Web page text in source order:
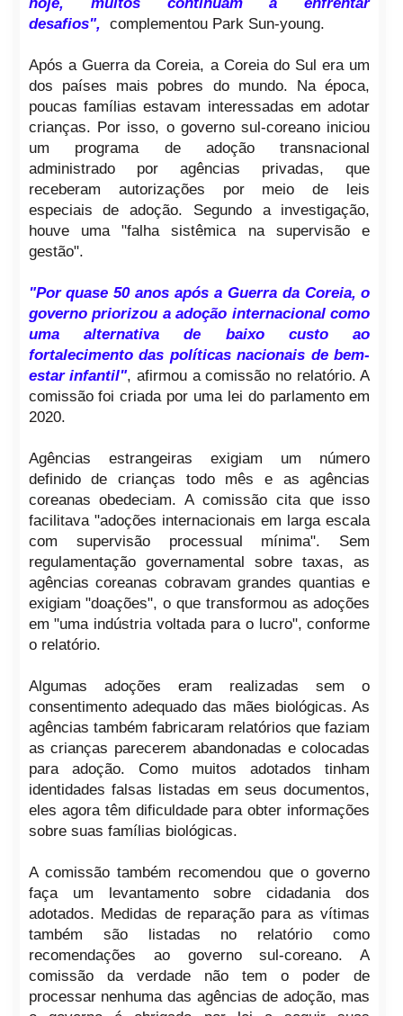
desafios", complementou Park Sun-young.
Após a Guerra da Coreia, a Coreia do Sul era um
dos países mais pobres do mundo. Na época,
poucas famílias estavam interessadas em adotar
crianças. Por isso, o governo sul-coreano iniciou
um programa de adoção transnacional
administrado por agências privadas, que
receberam autorizações por meio de leis
especiais de adoção. Segundo a investigação,
houve uma "falha sistêmica na supervisão e
gestão".
"Por quase 50 anos após a Guerra da Coreia, o
governo priorizou a adoção internacional como
uma alternativa de baixo custo ao
fortalecimento das políticas nacionais de bem-
estar infantil", afirmou a comissão no relatório. A
comissão foi criada por uma lei do parlamento em
2020.
Agências estrangeiras exigiam um número
definido de crianças todo mês e as agências
coreanas obedeciam. A comissão cita que isso
facilitava "adoções internacionais em larga escala
com supervisão processual mínima". Sem
regulamentação governamental sobre taxas, as
agências coreanas cobravam grandes quantias e
exigiam "doações", o que transformou as adoções
em "uma indústria voltada para o lucro", conforme
o relatório.
Algumas adoções eram realizadas sem o
consentimento adequado das mães biológicas. As
agências também fabricaram relatórios que faziam
as crianças parecerem abandonadas e colocadas
para adoção. Como muitos adotados tinham
identidades falsas listadas em seus documentos,
eles agora têm dificuldade para obter informações
sobre suas famílias biológicas.
A comissão também recomendou que o governo
faça um levantamento sobre cidadania dos
adotados. Medidas de reparação para as vítimas
também são listadas no relatório como
recomendações ao governo sul-coreano. A
comissão da verdade não tem o poder de
processar nenhuma das agências de adoção, mas